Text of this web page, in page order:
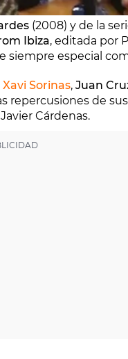
(2008) y de la
Ibiza, editada por
siempre especial
Xavi Sorinas, Juan
repercusiones de
Cárdenas.